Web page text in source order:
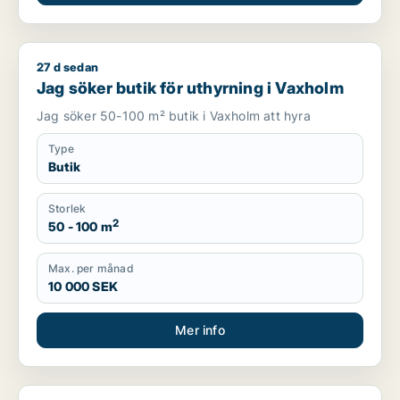
Jag söker butik för uthyrning i Vaxholm
27 d sedan
Jag söker butik för uthyrning i Vaxholm
Jag söker 50-100 m² butik i Vaxholm att hyra
Type
Butik
Storlek
50 - 100 m2
Max. per månad
10 000 SEK
Mer info